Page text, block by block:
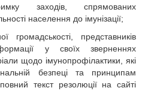
заходів, спрямованих
населення до імунізації;
громадськості, представників
у своїх зверненнях
щодо імунопрофілактики, які
безпеці та принципам
текст резолюції на сайті